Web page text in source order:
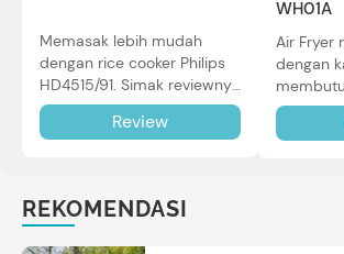
Memasak lebih mudah
dengan rice cooker Philips
HD4515/91. Simak reviewnya
di sini.
Review
WH01A
Air Fryer
dengan
dalam
review
REKOMENDASI